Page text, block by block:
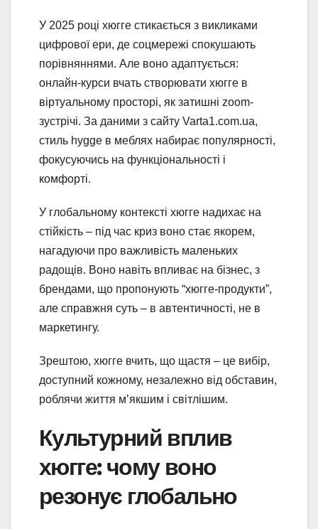
У 2025 році хюгге стикається з викликами
цифрової ери, де соцмережі спокушають
порівняннями. Але воно адаптується:
онлайн-курси вчать створювати хюгге в
віртуальному просторі, як затишні zoom-
зустрічі. За даними з сайту Varta1.com.ua,
стиль hygge в меблях набирає популярності,
фокусуючись на функціональності і
комфорті.
У глобальному контексті хюгге надихає на
стійкість – під час криз воно стає якорем,
нагадуючи про важливість маленьких
радощів. Воно навіть впливає на бізнес, з
брендами, що пропонують “хюгге-продукти”,
але справжня суть – в автентичності, не в
маркетингу.
Зрештою, хюгге вчить, що щастя – це вибір,
доступний кожному, незалежно від обставин,
роблячи життя м’якшим і світлішим.
Культурний вплив
хюгге: чому воно
резонує глобально